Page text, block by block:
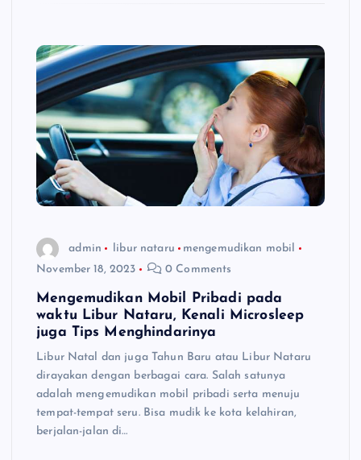
admin libur nataru
mengemudikan mobil
November 18, 2023
0 Comments
Mengemudikan Mobil Pribadi pada
waktu Libur Nataru, Kenali Microsleep
juga Tips Menghindarinya
Libur Natal dan juga Tahun Baru atau Libur Nataru
dirayakan dengan berbagai cara. Salah satunya
adalah mengemudikan mobil pribadi serta menuju
tempat-tempat seru. Bisa mudik ke kota kelahiran,
berjalan-jalan di…